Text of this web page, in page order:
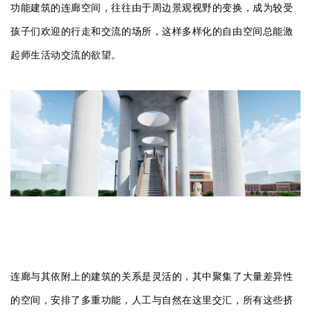
功能建筑的连廊空间，往往由于周边景观视野的变换，成为较受
孩子们欢迎的行走和交流的场所，这样多样化的自由空间总能激
起师生活动交流的欲望。
连廊与其依附上的建筑的关系是灵活的，其中聚集了大量差异性
的空间，安排了多重功能，人工与自然在这里交汇，所有这些挤